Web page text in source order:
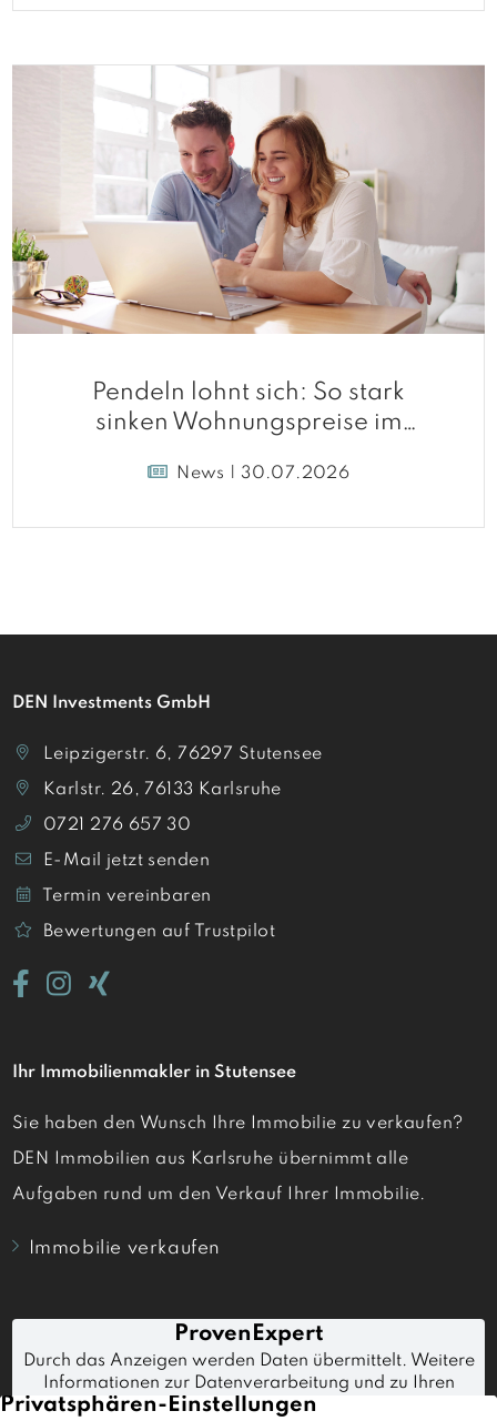
Pendeln lohnt sich: So stark
sinken Wohnungspreise im
News | 30.07.2026
DEN Investments GmbH
Leipzigerstr. 6, 76297 Stutensee
Karlstr. 26, 76133 Karlsruhe
0721 276 657 30
E-Mail jetzt senden
Termin vereinbaren
Bewertungen auf Trustpilot
Ihr Immobilienmakler in Stutensee
Sie haben den Wunsch Ihre Immobilie zu verkaufen?
DEN Immobilien aus Karlsruhe übernimmt alle
Aufgaben rund um den Verkauf Ihrer Immobilie.
Immobilie verkaufen